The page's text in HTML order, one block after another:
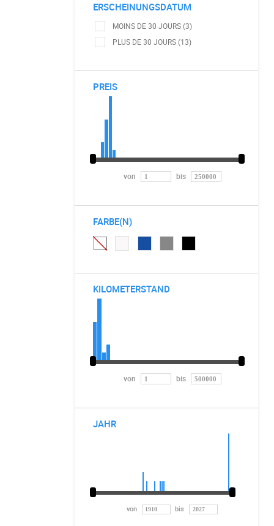
ERSCHEINUNGSDATUM
MOINS DE 30 JOURS (3)
PLUS DE 30 JOURS (13)
PREIS
von bis
FARBE(N)
KILOMETERSTAND
von bis
JAHR